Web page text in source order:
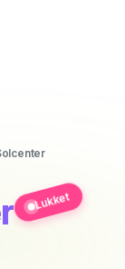
Lukket